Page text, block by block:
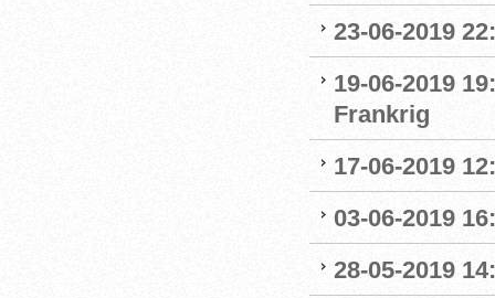
23-06-2019
19-06-2019
Frankrig
17-06-2019
03-06-2019
28-05-2019